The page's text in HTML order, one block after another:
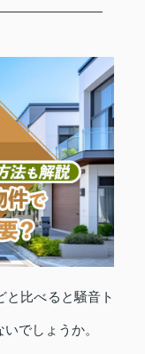
と比べると騒音ト
でしょうか。